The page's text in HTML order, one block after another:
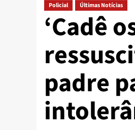
Policial Últimas Notícias
‘Cadê
padre